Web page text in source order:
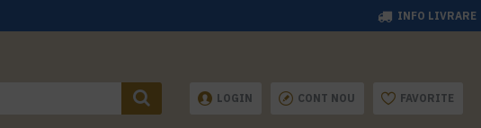
INFO LIVRARE
LOGIN CONT NOU FAVORITE